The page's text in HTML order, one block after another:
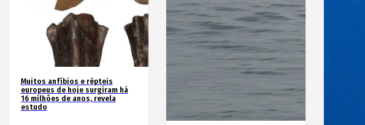
Muitos anfíbios e répteis
europeus de hoje surgiram há
16 milhões de anos, revela
estudo